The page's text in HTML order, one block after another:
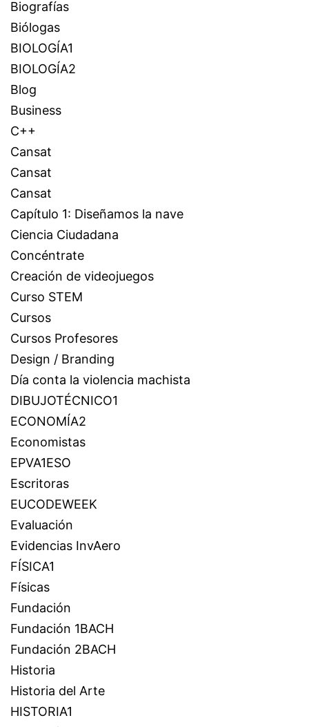
Biografías
Biólogas
BIOLOGÍA1
BIOLOGÍA2
Blog
Business
C++
Cansat
Cansat
Cansat
Capítulo 1: Diseñamos la nave
Ciencia Ciudadana
Concéntrate
Creación de videojuegos
Curso STEM
Cursos
Cursos Profesores
Design / Branding
Día conta la violencia machista
DIBUJOTÉCNICO1
ECONOMÍA2
Economistas
EPVA1ESO
Escritoras
EUCODEWEEK
Evaluación
Evidencias InvAero
FÍSICA1
Físicas
Fundación
Fundación 1BACH
Fundación 2BACH
Historia
Historia del Arte
HISTORIA1